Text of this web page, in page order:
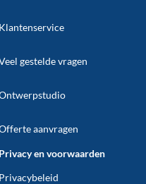
Klantenservice
gestelde vragen
aanvragen
Privacy en voorwaarden
Privacybeleid